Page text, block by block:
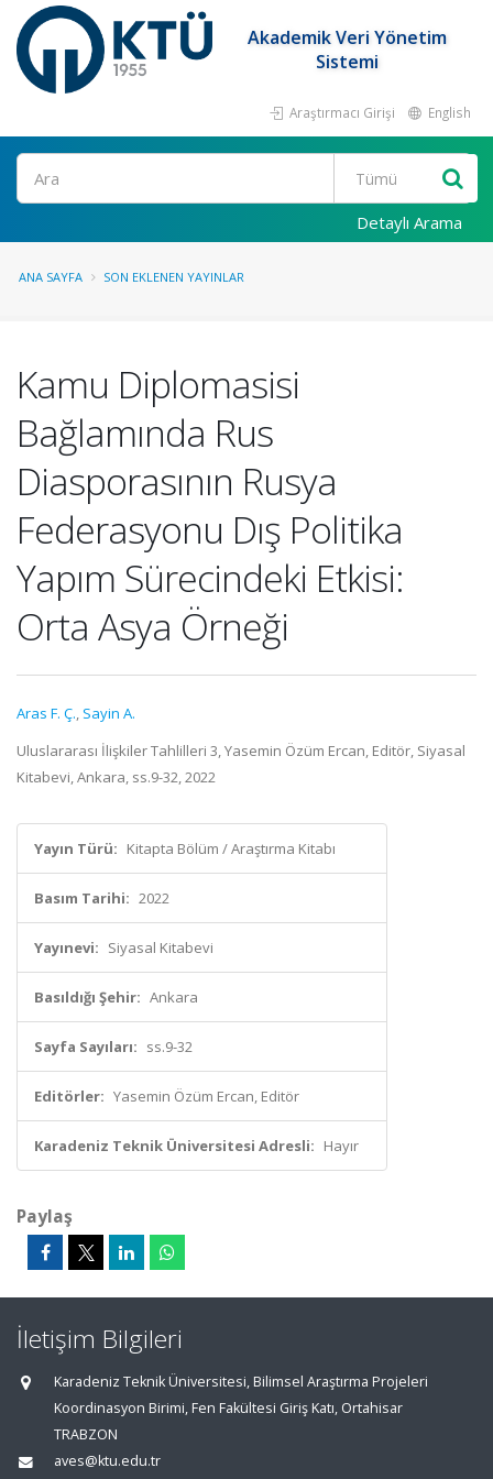
Akademik Veri Yönetim
Sistemi
Araştırmacı Girişi English
Ara
Detaylı Arama
ANA SAYFA SON EKLENEN YAYINLAR
Kamu Diplomasisi
Bağlamında Rus
Diasporasının Rusya
Federasyonu Dış Politika
Yapım Sürecindeki Etkisi:
Orta Asya Örneği
Aras F. Ç., Sayin A.
Uluslararası İlişkiler Tahlilleri 3, Yasemin Özüm Ercan, Editör, Siyasal
Kitabevi, Ankara, ss.9-32, 2022
Yayın Türü: Kitapta Bölüm / Araştırma Kitabı
Basım Tarihi: 2022
Yayınevi: Siyasal Kitabevi
Basıldığı Şehir: Ankara
Sayfa Sayıları: ss.9-32
Editörler: Yasemin Özüm Ercan, Editör
Karadeniz Teknik Üniversitesi Adresli: Hayır
Paylaş
İletişim Bilgileri
Karadeniz Teknik Üniversitesi, Bilimsel Araştırma Projeleri
Koordinasyon Birimi, Fen Fakültesi Giriş Katı, Ortahisar
TRABZON
aves@ktu.edu.tr